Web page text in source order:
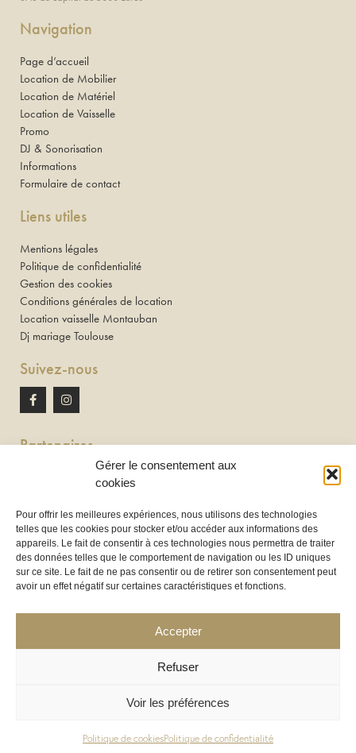
Gérer le consentement aux
cookies
Pour offrir les meilleures expériences, nous utilisons des technologies
telles que les cookies pour stocker et/ou accéder aux informations des
appareils. Le fait de consentir à ces technologies nous permettra de traiter
des données telles que le comportement de navigation ou les ID uniques
sur ce site. Le fait de ne pas consentir ou de retirer son consentement peut
avoir un effet négatif sur certaines caractéristiques et fonctions.
Accepter
Refuser
Voir les préférences
Politique de cookiesPolitique de confidentialité
Navigation
Page d’accueil
Location de Mobilier
Location de Matériel
Location de Vaisselle
Promo
DJ & Sonorisation
Informations
Formulaire de contact
Liens utiles
Mentions légales
Politique de confidentialité
Gestion des cookies
Conditions générales de location
Location vaisselle Montauban
Dj mariage Toulouse
Suivez-nous
Partenaires
Newton discomobile
Location de tireuse à bière :
Les Frères Brasseurs à Aucamville
WWW.CERCLEDESIGN.FR